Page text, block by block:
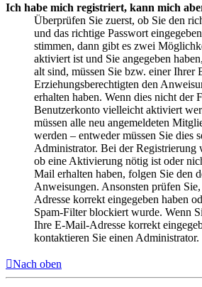
Ich habe mich registriert, kann mich
Überprüfen Sie zuerst, ob Sie den
und das richtige Passwort
stimmen, dann gibt es zwei
aktiviert ist und Sie angegeben
alt sind, müssen Sie bzw. einer Ihrer
Erziehungsberechtigten den
erhalten haben. Wenn dies nicht der
Benutzerkonto vielleicht aktiviert
müssen alle neu angemeldeten
werden – entweder müssen Sie dies
Administrator. Bei der Registrierung
ob eine Aktivierung nötig ist oder
Mail erhalten haben, folgen Sie den
Anweisungen. Ansonsten prüfen
Adresse korrekt eingegeben haben
Spam-Filter blockiert wurde. Wenn
Ihre E-Mail-Adresse korrekt
kontaktieren Sie einen Administrator.
Nach oben